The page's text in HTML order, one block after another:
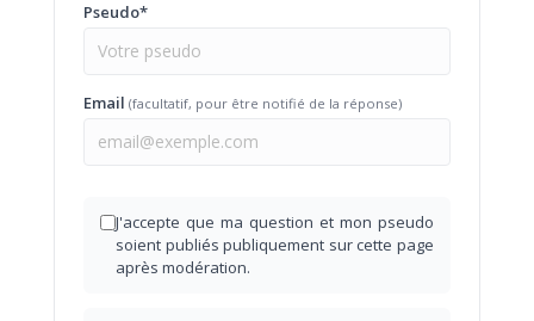
Pseudo*
Email (facultatif, pour être notifié de la réponse)
J'accepte que ma question et mon pseudo
soient publiés publiquement sur cette page
après modération.